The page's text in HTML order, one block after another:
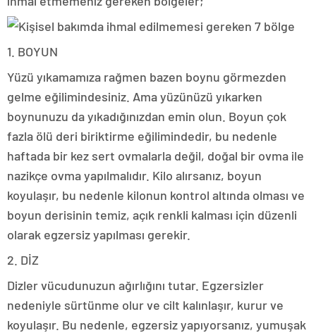
1. BOYUN
Yüzü yıkamamıza rağmen bazen boynu görmezden
gelme eğilimindesiniz. Ama yüzünüzü yıkarken
boynunuzu da yıkadığınızdan emin olun. Boyun çok
fazla ölü deri biriktirme eğilimindedir, bu nedenle
haftada bir kez sert ovmalarla değil, doğal bir ovma ile
nazikçe ovma yapılmalıdır. Kilo alırsanız, boyun
koyulaşır, bu nedenle kilonun kontrol altında olması ve
boyun derisinin temiz, açık renkli kalması için düzenli
olarak egzersiz yapılması gerekir.
2. DİZ
Dizler vücudunuzun ağırlığını tutar. Egzersizler
nedeniyle sürtünme olur ve cilt kalınlaşır, kurur ve
koyulaşır. Bu nedenle, egzersiz yapıyorsanız, yumuşak